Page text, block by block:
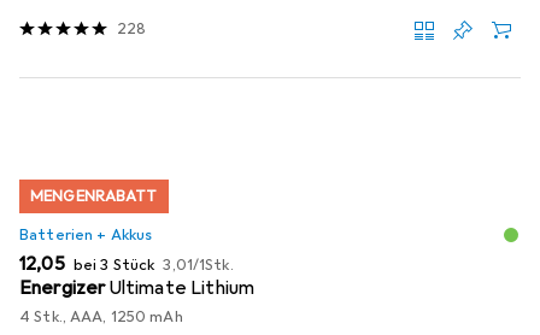
228
MENGENRABATT
Batterien + Akkus
EUR
12,05 bei 3 Stück EUR
3,01/1Stk.
EnergizerUltimate Lithium
4 Stk., AAA, 1250 mAh